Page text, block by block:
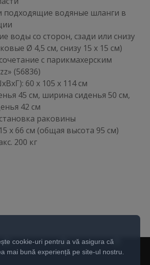
подходящие водяные шланги в
воды со сторон, сзади или снизу
Ø 4,5 см, снизу 15 х 15 см)
с парикмахерским
(56836)
60 х 105 х 114 см
45 см, ширина сиденья 50 см,
42 см
раковины
x 66 см (общая высота 95 см)
200 кг
cookie-uri pentru a vă asigura că
mai bună experiență pe site-ul nostru.